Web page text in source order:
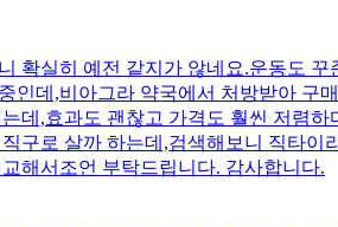
확실히 예전 같지가 않네요.운동도
인데,비아그라 약국에서 처방받아 구
데,효과도 괜찮고 가격도 훨씬 저렴하
구로 살까 하는데,검색해보니 직타
해서조언 부탁드립니다. 감사합니다.